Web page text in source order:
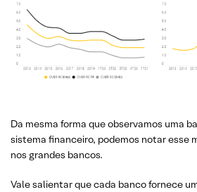
Da mesma forma que observamos uma
sistema financeiro, podemos notar esse
nos grandes bancos.
Vale salientar que cada banco fornece